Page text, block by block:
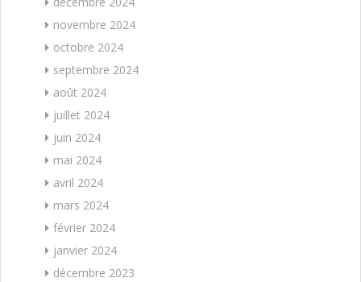
novembre 2024
octobre 2024
septembre 2024
août 2024
juillet 2024
juin 2024
mai 2024
avril 2024
mars 2024
février 2024
janvier 2024
décembre 2023